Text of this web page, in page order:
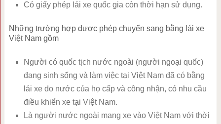
Có giấy phép lái xe quốc gia còn thời hạn sử dụng.
Những trường hợp được phép chuyển sang bằng lái xe
Việt Nam gồm
Người có quốc tịch nước ngoài (người ngoại quốc)
đang sinh sống và làm việc tại Việt Nam đã có bằng
lái xe do nước của họ cấp và công nhận, có nhu cầu
điều khiển xe tại Việt Nam.
Là người nước ngoài mang xe vào Việt Nam với thời